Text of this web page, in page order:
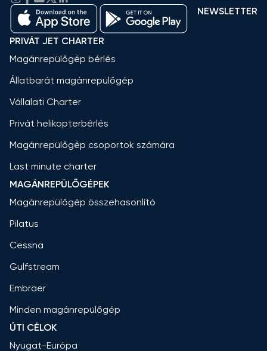
NEWSLETTER
PRIVÁT JET CHARTER
Magánrepülőgép bérlés
Állatbarát magánrepülőgép
Vállalati Charter
Privát helikopterbérlés
Magánrepülőgép csoportok számára
Last minute charter
MAGÁNREPÜLŐGÉPEK
Magánrepülőgép összehasonlító
Pilatus
Cessna
Gulfstream
Embraer
Minden magánrepülőgép
ÚTI CÉLOK
Nyugat-Európa